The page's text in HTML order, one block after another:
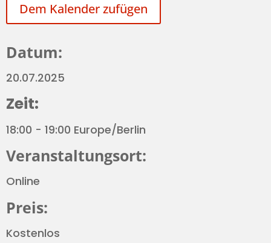
Dem Kalender zufügen
Datum:
20.07.2025
Zeit:
18:00 - 19:00 Europe/Berlin
Veranstaltungsort:
Online
Preis:
Kostenlos